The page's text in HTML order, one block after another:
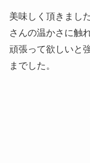
美味しく頂きまし
さんの温かさに触
頑張って欲しいと
までした。